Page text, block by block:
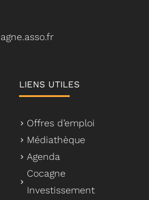
LIENS UTILES
Offres d’emploi
Médiathèque
Agenda
Cocagne
Investissement